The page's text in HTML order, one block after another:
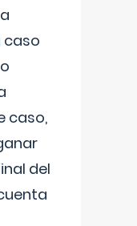
caso
caso,
del